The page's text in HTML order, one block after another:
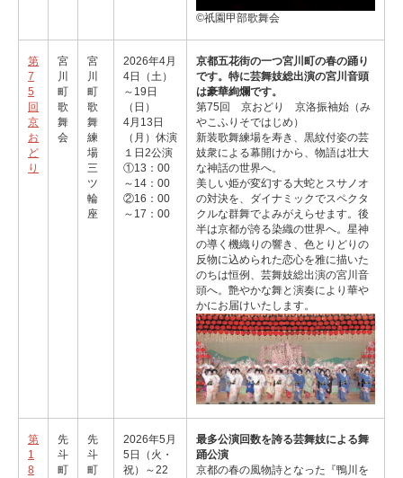
©祇園甲部歌舞会
第
7
5
回
京
お
ど
り
宮
川
町
歌
舞
会
宮
川
町
歌
舞
練
場
三
ツ
輪
座
2026年4月
4日（土）
～19日
（日）
4月13日
（月）休演
１日2公演
①13：00
～14：00
②16：00
～17：00
京都五花街の一つ宮川町の春の踊り
です。特に芸舞妓総出演の宮川音頭
は豪華絢爛です。
第75回 京おどり 京洛振袖始（み
やこふりそではじめ）
新装歌舞練場を寿き、黒紋付姿の芸
妓衆による幕開けから、物語は壮大
な神話の世界へ。
美しい姫が変幻する大蛇とスサノオ
の対決を、ダイナミックでスペクタ
クルな群舞でよみがえらせます。後
半は京都が誇る染織の世界へ。星神
の導く機織りの響き、色とりどりの
反物に込められた恋心を雅に描いた
のちは恒例、芸舞妓総出演の宮川音
頭へ。艶やかな舞と演奏により華や
かにお届けいたします。
第
1
8
先
斗
町
先
斗
町
2026年5月
5日（火・
祝）～22
最多公演回数を誇る芸舞妓による舞
踊公演
京都の春の風物詩となった『鴨川を